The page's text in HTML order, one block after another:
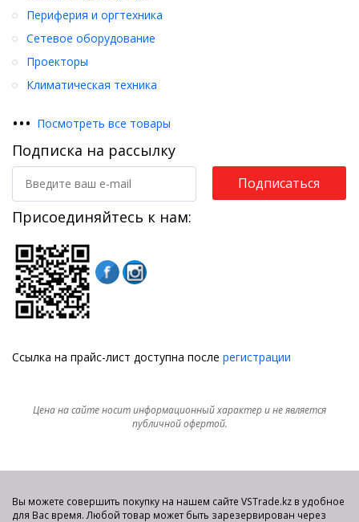
Периферия и оргтехника
Сетевое оборудование
Проекторы
Климатическая техника
••• Посмотреть все товары
Подписка на рассылку
Подписаться
Присоединяйтесь к нам:
Ссылка на прайс-лист доступна после регистрации
Цена на сайте носит информационный характер и не является
публичной офертой.
Вы можете совершить покупку на нашем сайте VSTrade.kz в удобное
для Вас время. Любой товар может быть зарезервирован через